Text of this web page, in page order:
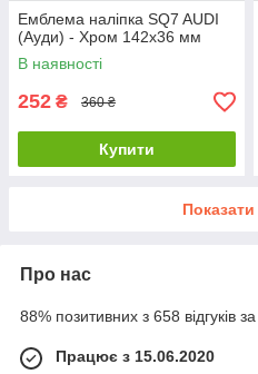
Емблема наліпка SQ7 AUDI
(Ауди) - Хром 142х36 мм
В наявності
252 ₴ 360 ₴
Купити
Про нас
88% позитивних з 658 відгуків за
Працює з 15.06.2020